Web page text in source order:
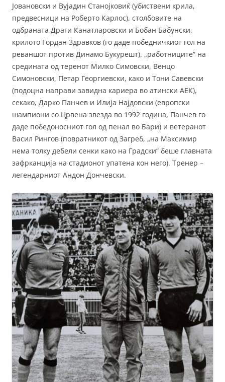
Јовановски и Вујадин Станојковиќ (убиствени крила,
предвесници на Роберто Карлос), столбовите на
одбраната Драги Канатларовски и Бобан Бабунски,
крилото Гордан Здравков (го даде победничкиот гол на
реваншот против Динамо Букурешт), „работниците“ на
средината од теренот Милко Симовски, Венцо
Симоновски, Петар Георгиевски, како и Тони Савевски
(подоцна направи завидна кариера во атински АЕК),
секако, Дарко Панчев и Илија Најдовски (европски
шампиони со Црвена звезда во 1992 година, Панчев го
даде победоносниот гол од пенал во Бари) и ветеранот
Васил Рингов (повратникот од Загреб, „на Максимир
нема толку дебели сенки како на Градски“ беше главната
зафрканција на стадионот упатена кон него). Тренер –
легендарниот Андон Дончевски.